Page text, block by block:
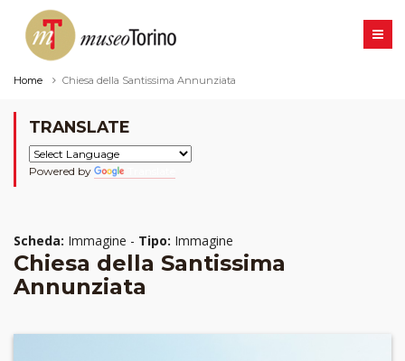
Home Chiesa della Santissima Annunziata
TRANSLATE
Powered by
Scheda: Immagine - Tipo: Immagine
Chiesa della Santissima
Annunziata